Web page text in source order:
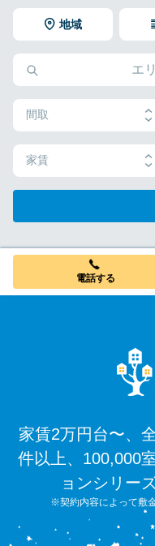
地域
間取
家賃
電話する
家賃2万円台〜、
件以上、100,000
ョンシリー
※契約内容によって敷